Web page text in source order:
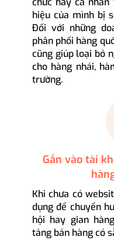
hiệu của mình bị
Đối với những
phân phối hàng
cũng giúp loại bỏ
cho hàng nhái,
trường.
Gắn vào tài
Khi chưa có
dụng để chuyển
hội hay gian
tảng bán hàng có